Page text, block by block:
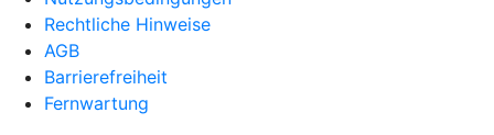
Rechtliche Hinweise
AGB
Barrierefreiheit
Fernwartung